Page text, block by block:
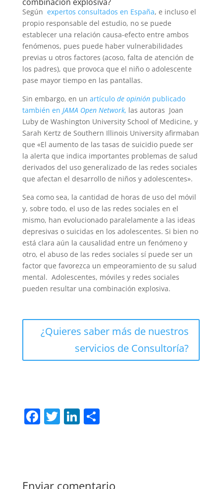
Según expertos consultados en España, e incluso el
propio responsable del estudio, no se puede
establecer una relación causa-efecto entre ambos
fenómenos, pues puede haber vulnerabilidades
previas u otros factores (acoso, falta de atención de
los padres), que provoca que el niño o adolescente
pase mayor tiempo en las pantallas.
Sin embargo, en un artículo de opiniónpublicado
también en JAMA Open Network, las autoras Joan
Luby de Washington University School of Medicine, y
Sarah Kertz de Southern Illinois University afirmaban
que «El aumento de las tasas de suicidio puede ser
la alerta que indica importantes problemas de salud
derivados del uso generalizado de las redes sociales
que afectan el desarrollo de niños y adolescentes».
Sea como sea, la cantidad de horas de uso del móvil
y, sobre todo, el uso de las redes sociales en el
mismo, han evolucionado paralelamente a las ideas
depresivas o suicidas en los adolescentes. Si bien no
está clara aún la causalidad entre un fenómeno y
otro, el abuso de las redes sociales sí puede ser un
factor que favorezca un empeoramiento de su salud
mental. Adolescentes, móviles y redes sociales
pueden resultar una combinación explosiva.
¿Quieres saber más de nuestros
servicios de Consultoría?
F
b
T Li
dI
C
ar
Enviar comentario